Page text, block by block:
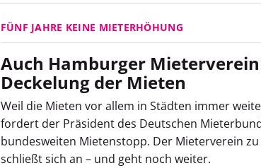
FÜNF JAHRE KEINE MIETERHÖHUNG
Auch Hamburger
Deckelung der Mieten
Weil die Mieten vor allem in Städten immer
fordert der Präsident des Deutschen
bundesweiten Mietenstopp. Der Mieterverein
schließt sich an – und geht noch weiter.